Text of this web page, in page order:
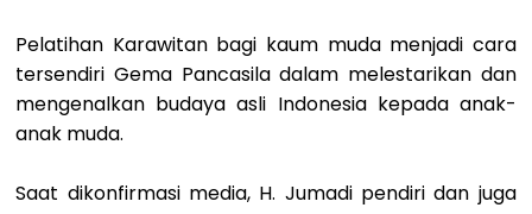
Pelatihan Karawitan bagi kaum muda menjadi cara
tersendiri Gema Pancasila dalam melestarikan dan
mengenalkan budaya asli Indonesia kepada anak-
anak muda.
Saat dikonfirmasi media, H. Jumadi pendiri dan juga